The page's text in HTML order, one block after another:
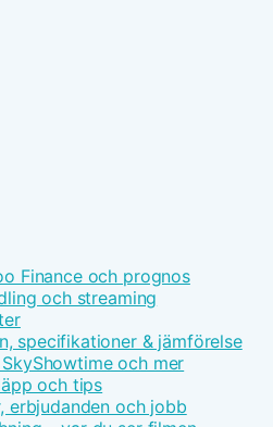
Finance och prognos
och streaming
specifikationer & jämförelse
och mer
och tips
erbjudanden och jobb